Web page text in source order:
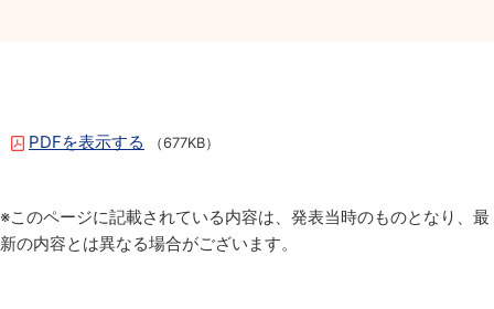
PDFを表示する （677KB）
※このページに記載されている内容は、発表当時のものとなり、最
新の内容とは異なる場合がございます。